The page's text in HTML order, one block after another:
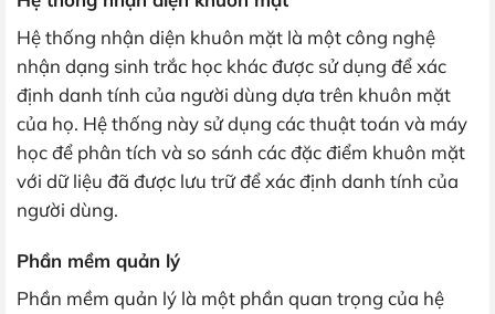
Hệ thống nhận diện khuôn mặt là một công nghệ
nhận dạng sinh trắc học khác được sử dụng để xác
định danh tính của người dùng dựa trên khuôn mặt
của họ. Hệ thống này sử dụng các thuật toán và máy
học để phân tích và so sánh các đặc điểm khuôn mặt
với dữ liệu đã được lưu trữ để xác định danh tính của
người dùng.
Phần mềm quản lý
Phần mềm quản lý là một phần quan trọng của hệ